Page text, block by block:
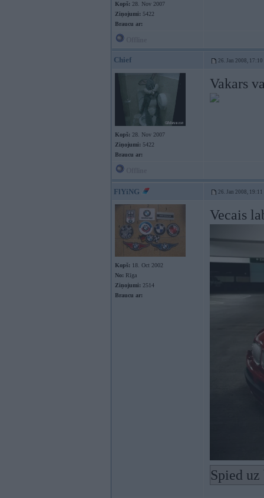
Kopš: 28. Nov 2007
Ziņojumi: 5422
Braucu ar:
Chief 26. Jan 2008, 17:10
Kopš: 28. Nov 2007
Ziņojumi: 5422
Braucu ar:
Vakars
FlYiNG 26. Jan 2008, 19:11
Kopš: 18. Oct 2002
No: Rīga
Ziņojumi: 2514
Braucu ar:
Vecais
Spied